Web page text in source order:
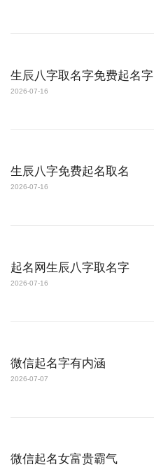
生辰八字取名字免费起名字
2026-07-16
生辰八字免费起名取名
2026-07-16
起名网生辰八字取名字
2026-07-16
微信起名字有内涵
2026-07-07
微信起名女富贵霸气